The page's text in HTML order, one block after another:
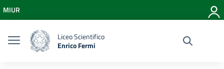
Vai al menu di navigazione
Vai al footer
MIUR
Liceo Scientifico
Enrico Fermi